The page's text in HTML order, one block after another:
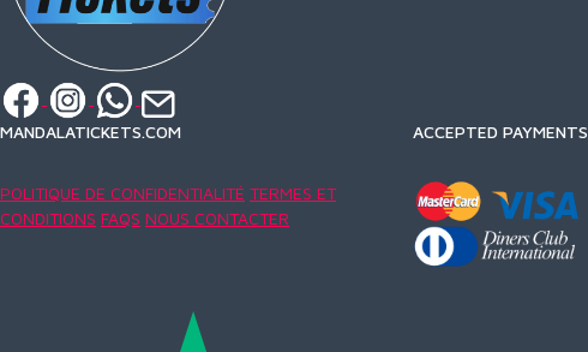
MANDALATICKETS.COM
POLITIQUE DE CONFIDENTIALITÉ TERMES ET
CONDITIONS FAQS NOUS CONTACTER
ACCEPTED PAYMENTS